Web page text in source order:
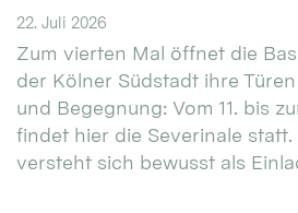
22. Juli 2026
Zum vierten Mal öffnet die
der Kölner Südstadt ihre
und Begegnung: Vom 11. bis
findet hier die Severinale
versteht sich bewusst als